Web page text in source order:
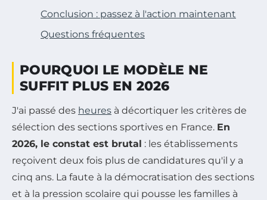
Conclusion : passez à l'action maintenant
Questions fréquentes
POURQUOI LE MODÈLE NE
SUFFIT PLUS EN 2026
J'ai passé des heures à décortiquer les critères de
sélection des sections sportives en France. En
2026, le constat est brutal : les établissements
reçoivent deux fois plus de candidatures qu'il y a
cinq ans. La faute à la démocratisation des sections
et à la pression scolaire qui pousse les familles à